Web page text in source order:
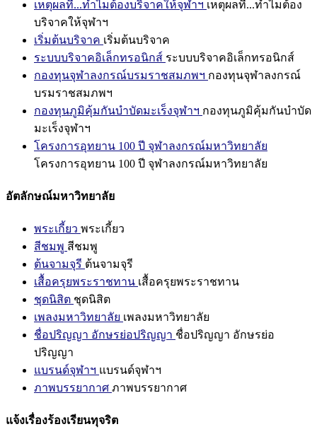
เหตุผลที่...ทำไมต้องบริจาคให้จุฬาฯ เหตุผลที่...ทำไมต้อง
บริจาคให้จุฬาฯ
เริ่มต้นบริจาค เริ่มต้นบริจาค
ระบบบริจาคอิเล็กทรอนิกส์ ระบบบริจาคอิเล็กทรอนิกส์
กองทุนจุฬาลงกรณ์บรมราชสมภพฯ กองทุนจุฬาลงกรณ์
บรมราชสมภพฯ
กองทุนภูมิคุ้มกันบำบัดมะเร็งจุฬาฯ กองทุนภูมิคุ้มกันบำบัด
มะเร็งจุฬาฯ
โครงการอุทยาน 100 ปี จุฬาลงกรณ์มหาวิทยาลัย
โครงการอุทยาน 100 ปี จุฬาลงกรณ์มหาวิทยาลัย
อัตลักษณ์มหาวิทยาลัย
พระเกี้ยว พระเกี้ยว
สีชมพู สีชมพู
ต้นจามจุรี ต้นจามจุรี
เสื้อครุยพระราชทาน เสื้อครุยพระราชทาน
ชุดนิสิต ชุดนิสิต
เพลงมหาวิทยาลัย เพลงมหาวิทยาลัย
ชื่อปริญญา อักษรย่อปริญญา ชื่อปริญญา อักษรย่อ
ปริญญา
แบรนด์จุฬาฯ แบรนด์จุฬาฯ
ภาพบรรยากาศ ภาพบรรยากาศ
แจ้งเรื่องร้องเรียนทุจริต